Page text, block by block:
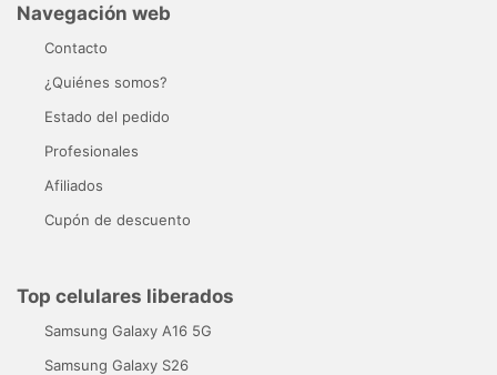
Navegación web
Contacto
¿Quiénes somos?
Estado del pedido
Profesionales
Afiliados
Cupón de descuento
Top celulares liberados
Samsung Galaxy A16 5G
Samsung Galaxy S26